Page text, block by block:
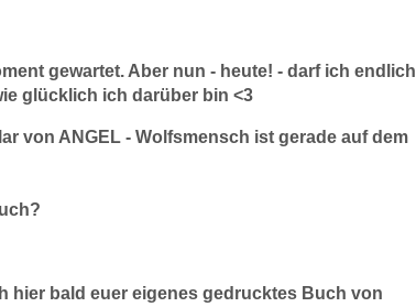
gewartet. Aber nun - heute! - darf ich endlich
glücklich ich darüber bin <3
von ANGEL - Wolfsmensch ist gerade auf dem
hier bald euer eigenes gedrucktes Buch von